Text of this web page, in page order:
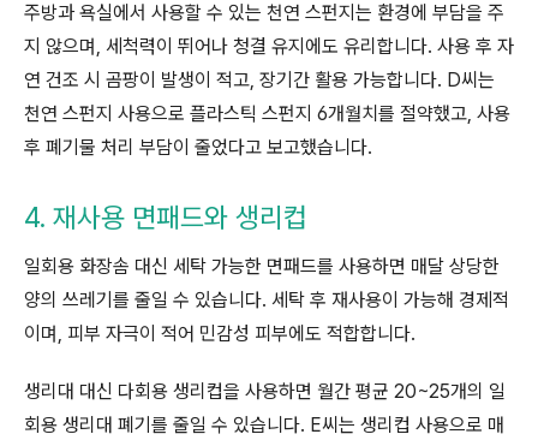
주방과 욕실에서 사용할 수 있는 천연 스펀지는 환경에 부담을 주
지 않으며, 세척력이 뛰어나 청결 유지에도 유리합니다. 사용 후 자
연 건조 시 곰팡이 발생이 적고, 장기간 활용 가능합니다. D씨는
천연 스펀지 사용으로 플라스틱 스펀지 6개월치를 절약했고, 사용
후 폐기물 처리 부담이 줄었다고 보고했습니다.
4. 재사용 면패드와 생리컵
일회용 화장솜 대신 세탁 가능한 면패드를 사용하면 매달 상당한
양의 쓰레기를 줄일 수 있습니다. 세탁 후 재사용이 가능해 경제적
이며, 피부 자극이 적어 민감성 피부에도 적합합니다.
생리대 대신 다회용 생리컵을 사용하면 월간 평균 20~25개의 일
회용 생리대 폐기를 줄일 수 있습니다. E씨는 생리컵 사용으로 매